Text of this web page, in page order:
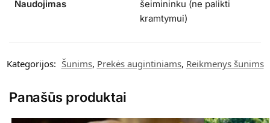
Naudojimas
šeimininku (ne palikti
kramtymui)
Kategorijos: Šunims, Prekės augintiniams, Reikmenys šunims
Panašūs produktai